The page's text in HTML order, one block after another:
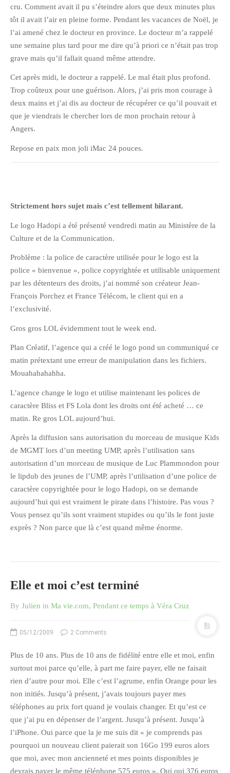
Julien
Vânia
avril 2016
février 2016
janvier 2016
octobre 2012
avril 2012
mars 2012
février 2012
janvier 2012
novembre 2011
octobre 2011
août 2011
juillet 2011
juin 2011
mai 2011
avril 2011
mars 2011
février 2011
décembre 2010
juillet 2010
juin 2010
avril 2010
février 2010
janvier 2010
décembre 2009
novembre 2009
septembre 2009
août 2009
cru. Comment avait il pu s’éteindre alors que deux minutes plus
tôt il avait l’air en pleine forme. Pendant les vacances de Noël, je
l’ai amené chez le docteur en province. Le docteur m’a rappelé
une semaine plus tard pour me dire qu’à priori ce n’était pas trop
grave mais qu’il fallait quand même attendre.
Cet après midi, le docteur a rappelé. Le mal était plus profond.
Trop coûteux pour une guérison. Alors, j’ai pris mon courage à
deux mains et j’ai dis au docteur de récupérer ce qu’il pouvait et
que je viendrais le chercher lors de mon prochain retour à
Angers.
Repose en paix mon joli iMac 24 pouces.
Strictement hors sujet mais c’est tellement hilarant.
Le logo Hadopi a été présenté vendredi matin au Ministère de la
Culture et de la Communication.
Problème : la police de caractère utilisée pour le logo est la
police « bienvenue », police copyrightée et utilisable uniquement
par les détenteurs des droits, j’ai nommé son créateur Jean-
François Porchez et France Télécom, le client qui en a
l’exclusivité.
Gros gros LOL évidemment tout le week end.
Plan Créatif, l’agence qui a créé le logo pond un communiqué ce
matin prétextant une erreur de manipulation dans les fichiers.
Mouahahahahha.
L’agence change le logo et utilise maintenant les polices de
caractère Bliss et FS Lola dont les droits ont été acheté … ce
matin. Re gros LOL aujourd’hui.
Après la diffusion sans autorisation du morceau de musique Kids
de MGMT lors d’un meeting UMP, après l’utilisation sans
autorisation d’un morceau de musique de Luc Plammondon pour
le lipdub des jeunes de l’UMP, après l’utilisation d’une police de
caractère copyrightée pour le logo Hadopi, on se demande
aujourd’hui qui est vraiment le pirate dans l’histoire. Pas vous ?
Vous pensez qu’ils sont vraiment stupides ou qu’ils le font juste
exprès ? Non parce que là c’est quand même énorme.
Elle et moi c’est terminé
By Julien in Ma vie.com, Pendant ce temps à Véra Cruz
05/12/2009 2 Comments
Plus de 10 ans. Plus de 10 ans de fidélité entre elle et moi, enfin
surtout moi parce qu’elle, à part me faire payer, elle ne faisait
rien d’autre pour moi. Elle c’est l’agrume, enfin Orange pour les
non initiés. Jusqu’à présent, j’avais toujours payer mes
téléphones au prix fort quand je voulais changer. Et qu’est ce
que j’ai pu en dépenser de l’argent. Jusqu’à présent. Jusqu’à
l’iPhone. Oui parce que la je me suis dit « je comprends pas
pourquoi un nouveau client paierait son 16Go 199 euros alors
que moi, avec mon ancienneté et mes points disponibles je
devrais payer le même téléphone 575 euros ». Oui oui 376 euros